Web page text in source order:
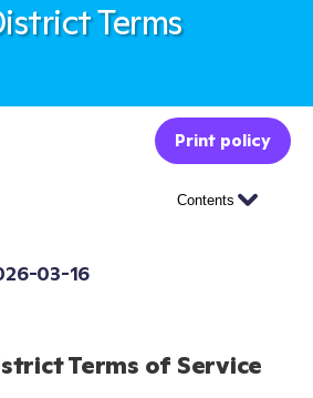
Terms
Print policy
Contents
03-16
Terms of Service